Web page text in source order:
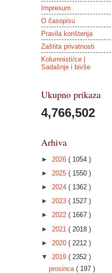
Impresum
O časopisu
Pravila korištenja
Zaštita privatnosti
Kolumnisti/ce |
Sadašnje i bivše
Ukupno prikaza
4,766,502
Arhiva
► 2026 ( 1054 )
► 2025 ( 1550 )
► 2024 ( 1362 )
► 2023 ( 1527 )
► 2022 ( 1667 )
► 2021 ( 2018 )
► 2020 ( 2212 )
▼ 2019 ( 2352 )
prosinca ( 197 )